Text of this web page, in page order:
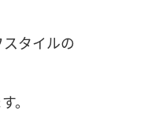
タイルの
。